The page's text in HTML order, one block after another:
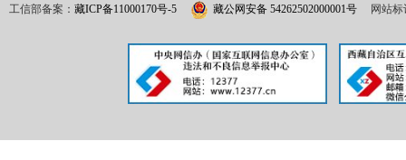
工信部备案： 藏ICP备11000170号-5 藏公网安备 54262502000001号 网站标